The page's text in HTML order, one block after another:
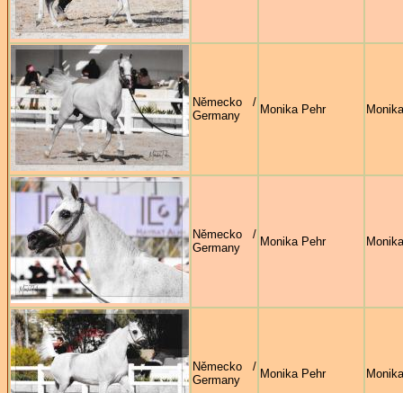
Německo /
Germany
Monika Pehr
Německo /
Germany
Monika Pehr
Německo /
Germany
Monika Pehr